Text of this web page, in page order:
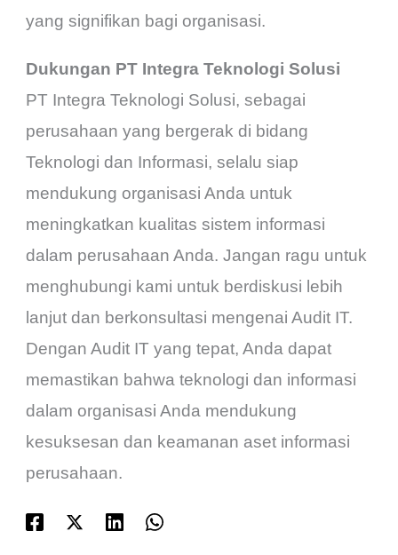
yang signifikan bagi organisasi.
Dukungan PT Integra Teknologi Solusi
PT Integra Teknologi Solusi, sebagai
perusahaan yang bergerak di bidang
Teknologi dan Informasi, selalu siap
mendukung organisasi Anda untuk
meningkatkan kualitas sistem informasi
dalam perusahaan Anda. Jangan ragu untuk
menghubungi kami untuk berdiskusi lebih
lanjut dan berkonsultasi mengenai Audit IT.
Dengan Audit IT yang tepat, Anda dapat
memastikan bahwa teknologi dan informasi
dalam organisasi Anda mendukung
kesuksesan dan keamanan aset informasi
perusahaan.